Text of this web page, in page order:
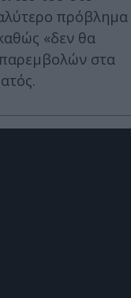
πρόβλημα
«δεν θα
στα